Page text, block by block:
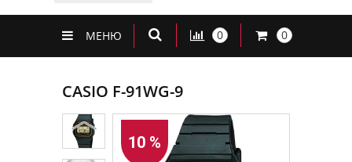
МЕНЮ 0 0
CASIO F-91WG-9
10 %